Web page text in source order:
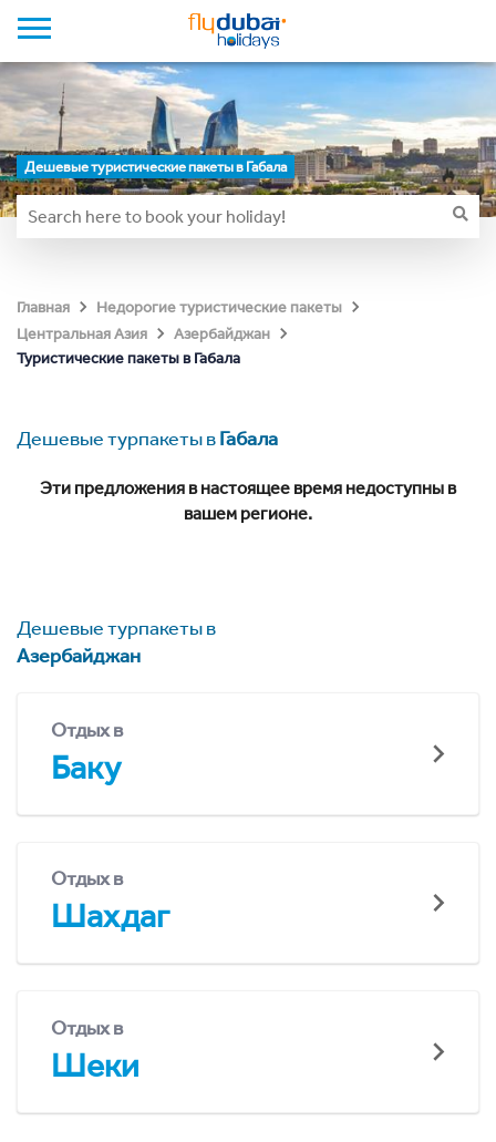
Дешевые туристические пакеты в Габала
Главная
Недорогие туристические пакеты
Центральная Азия
Азербайджан
Туристические пакеты в Габала
Дешевые турпакеты вГабала
Эти предложения в настоящее время недоступны в
вашем регионе.
Дешевые турпакеты в
Азербайджан
Отдых в
Баку
Отдых в
Шахдаг
Отдых в
Шеки